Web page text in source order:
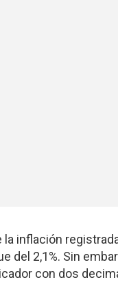
inflación
del 2,1%. Sin
con dos